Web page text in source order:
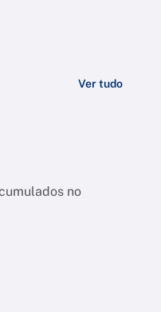
Ver tudo
no